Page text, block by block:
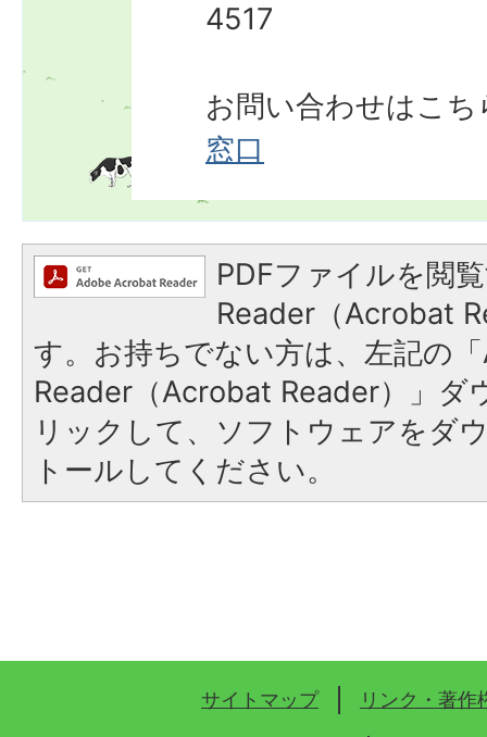
4517
お問い合わせはこち
窓口
PDFファイルを閲
Reader（Acrobat
す。お持ちでない方は、左記の
Reader（Acrobat Reader）」ダ
リックして、ソフトウェアをダ
トールしてください。
サイトマップ リンク・著作